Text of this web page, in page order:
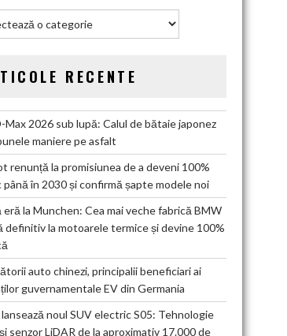
RECENTE
Max 2026 sub lupă: Calul de bătaie japonez
maniere pe asfalt
renunță la promisiunea de a deveni 100%
în 2030 și confirmă șapte modele noi
eră la Munchen: Cea mai veche fabrică BMW
definitiv la motoarele termice și devine 100%
auto chinezi, principalii beneficiari ai
guvernamentale EV din Germania
noul SUV electric S05: Tehnologie
senzor LiDAR de la aproximativ 17.000 de